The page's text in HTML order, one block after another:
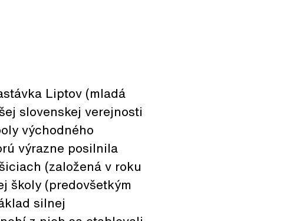
Liptov (mladá
slovenskej verejnosti
východného
výrazne posilnila
(založená v roku
školy (predovšetkým
silnej